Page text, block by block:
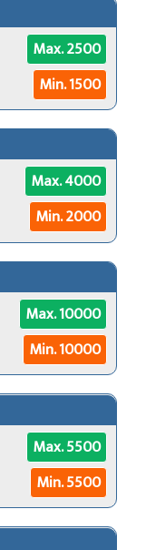
Max. 2500
Min. 1500
Max. 4000
Min. 2000
Max. 10000
Min. 10000
Max. 5500
Min. 5500